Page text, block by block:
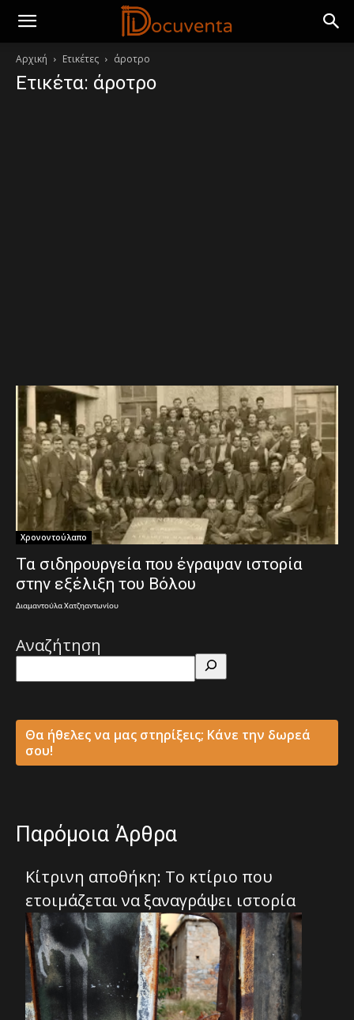
Αρχική Ετικέτες άροτρο
Ετικέτα: άροτρο
Χρονοντούλαπο
Τα σιδηρουργεία που έγραψαν ιστορία
στην εξέλιξη του Βόλου
Διαμαντούλα Χατζηαντωνίου
Αναζήτηση
Θα ήθελες να μας στηρίξεις; Κάνε την δωρεά
σου!
Παρόμοια Άρθρα
Κίτρινη αποθήκη: Το κτίριο που
ετοιμάζεται να ξαναγράψει ιστορία